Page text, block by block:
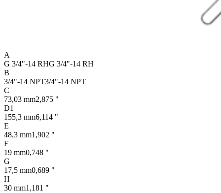
A
G 3/4"-14 RHG 3/4"-14 RH
B
3/4"-14 NPT3/4"-14 NPT
C
73,03 mm2,875 "
D1
155,3 mm6,114 "
E
48,3 mm1,902 "
F
19 mm0,748 "
G
17,5 mm0,689 "
H
30 mm1,181 "